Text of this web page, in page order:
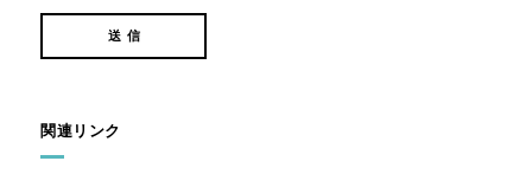
関連リンク